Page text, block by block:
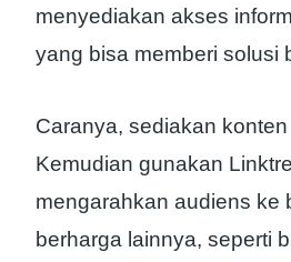
menyediakan akses
yang bisa memberi solusi
Caranya, sediakan
Kemudian gunakan
mengarahkan audiens ke
berharga lainnya, seperti